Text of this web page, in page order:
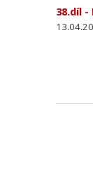
38.díl